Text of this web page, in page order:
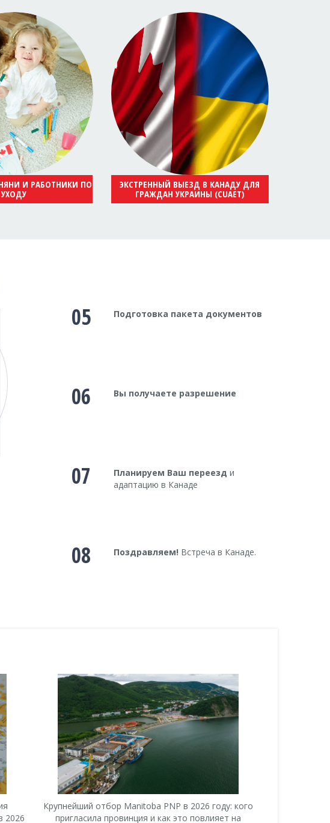
И РАБОТНИКИ ПО
УХОДУ
ЭКСТРЕННЫЙ ВЫЕЗД В КАНАДУ ДЛЯ
ГРАЖДАН УКРАИНЫ (CUAET)
05 Подготовка пакета документов
06 Вы получаете разрешение
07 Планируем Ваш переезд и
адаптацию в Канаде
08 Поздравляем! Встреча в Канаде.
2026
Крупнейший отбор Manitoba PNP в 2026 году: кого
пригласила провинция и как это повлияет на